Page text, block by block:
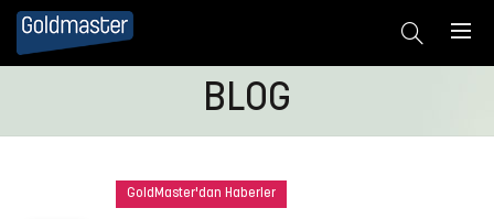
BLOG
GoldMaster'dan Haberler